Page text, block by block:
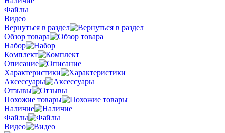
Файлы
Видео
Вернуться в раздел
Обзор товара
Набор
Комплект
Описание
Характеристики
Аксессуары
Отзывы
Похожие товары
Наличие
Файлы
Видео